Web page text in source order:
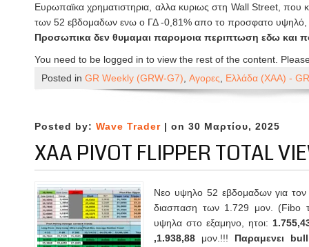
Ευρωπαϊκα χρηματιστηρια, αλλα κυριως στη Wall Street, που
των 52 εβδομαδων ενω ο ΓΔ -0,81% απο το προσφατο υψηλό,
Προσωπικα δεν θυμαμαι παρομοια περιπτωση εδω και
You need to be logged in to view the rest of the content.
Posted in GR Weekly (GRW-G7) Αγορες Ελλάδα (ΧΑΑ) - GR
Posted by: Wave Trader | on 30 Μαρτίου, 2025
XAA PIVOT FLIPPER TOTAL
Νεο υψηλο 52 εβδομαδων για
διασπαση των 1.729 μον. (Fibo
υψηλα στο εξαμηνο, ητοι:
,1.938,88 μον.!!! Παραμενει